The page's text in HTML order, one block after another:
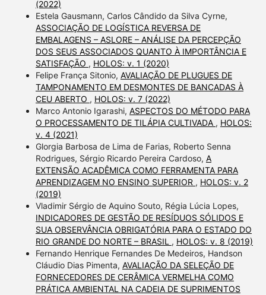
(2022)
Estela Gausmann, Carlos Cândido da Silva Cyrne,
ASSOCIAÇÃO DE LOGÍSTICA REVERSA DE
EMBALAGENS – ASLORE – ANÁLISE DA PERCEPÇÃO
DOS SEUS ASSOCIADOS QUANTO À IMPORTÂNCIA E
SATISFAÇÃO , HOLOS: v. 1 (2020)
Felipe França Sitonio, AVALIAÇÃO DE PLUGUES DE
TAMPONAMENTO EM DESMONTES DE BANCADAS À
CEU ABERTO , HOLOS: v. 7 (2022)
Marco Antonio Igarashi, ASPECTOS DO MÉTODO PARA
O PROCESSAMENTO DE TILÁPIA CULTIVADA , HOLOS:
v. 4 (2021)
Glorgia Barbosa de Lima de Farias, Roberto Senna
Rodrigues, Sérgio Ricardo Pereira Cardoso, A
EXTENSÃO ACADÊMICA COMO FERRAMENTA PARA
APRENDIZAGEM NO ENSINO SUPERIOR , HOLOS: v. 2
(2019)
Vladimir Sérgio de Aquino Souto, Régia Lúcia Lopes,
INDICADORES DE GESTÃO DE RESÍDUOS SÓLIDOS E
SUA OBSERVÂNCIA OBRIGATÓRIA PARA O ESTADO DO
RIO GRANDE DO NORTE – BRASIL , HOLOS: v. 8 (2019)
Fernando Henrique Fernandes De Medeiros, Handson
Cláudio Dias Pimenta, AVALIAÇÃO DA SELEÇÃO DE
FORNECEDORES DE CERÂMICA VERMELHA COMO
PRÁTICA AMBIENTAL NA CADEIA DE SUPRIMENTOS